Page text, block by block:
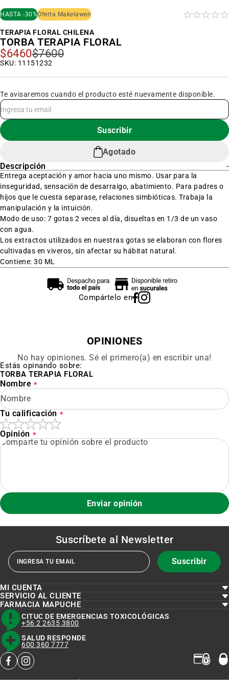
TERAPIA FLORAL CHILENA
Precio
Especial
$6460$7600
SKU: 11151232
TORBA TERAPIA FLORAL
HASTA -30%Oferta Makelawen
Agotado
Te avisaremos cuando el producto esté nuevamente disponible.
Suscribir
Descripción
Entrega aceptación y amor hacia uno mismo. Usar para la
inseguridad, sensación de desarraigo, abatimiento. Para padres o
hijos que le cuesta separase, relaciones simbióticas. Trabaja la
manipulación y la intuición.
Modo de uso: 7 gotas 2 veces al día, disueltas en 1/3 de un vaso
con agua.
Los extractos utilizados en nuestras gotas se elaboran con flores
cultivadas en viveros, sin afectar su hábitat natural.
Contiene: 30 ML
Compártelo en
al
inicio
de
la
galería
de
imágenes
OPINIONES
No hay opiniones. Sé el primero(a) en escribir una!
Estás opinando sobre:
TORBA TERAPIA FLORAL
Nombre
Tu calificación
Opinión
Enviar opinión
Suscríbete al Newsletter
Suscribir
MI CUENTA
SERVICIO AL CLIENTE
FARMACIA MAPUCHE
CITUC DE EMERGENCIAS TOXICOLÓGICAS
+56 2 2635 3800
SALUD RESPONDE
600 360 7777
Copyright © 2023 FARMACIAMAPUCHE